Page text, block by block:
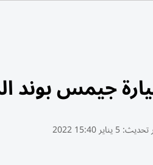
جيمس بوند
تحديث:5 يناير 15:40 2022